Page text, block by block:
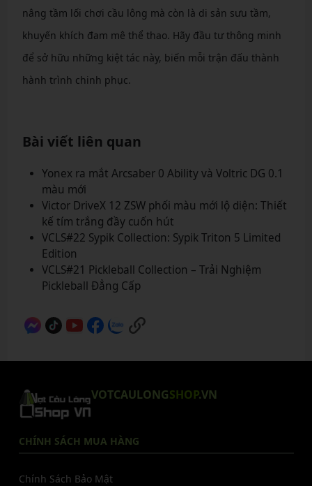
nâng tầm lối chơi cầu lông mà còn là di sản sưu tầm,
khuyến khích đam mê thể thao. Hãy đầu tư thông minh
để sở hữu những kiệt tác này, biến mỗi trận đấu thành
hành trình chinh phục.
Bài viết liên quan
Yonex ra mắt Arcsaber 0 Ability và Voltric DG 0.1
màu mới
Victor DriveX 12 ZSW phối màu mới lộ diện: Thiết
kế tím trắng đầy cuốn hút
VCLS#22 Sypik Collection: Sypik Triton 5 Limited
Edition
VCLS#21 Pickleball Collection – Trải Nghiệm
Pickleball Đẳng Cấp
VOTCAULONGSHOP.VN
CHÍNH SÁCH MUA HÀNG
Chính Sách Bảo Mật